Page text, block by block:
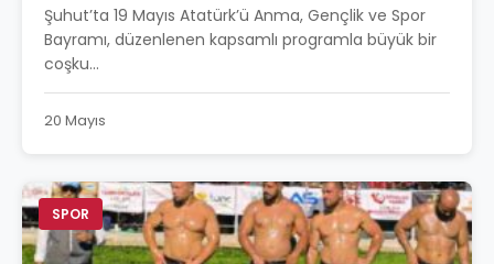
Şuhut’ta 19 Mayıs Atatürk’ü Anma, Gençlik ve Spor
Bayramı, düzenlenen kapsamlı programla büyük bir
coşku...
20 Mayıs
SPOR